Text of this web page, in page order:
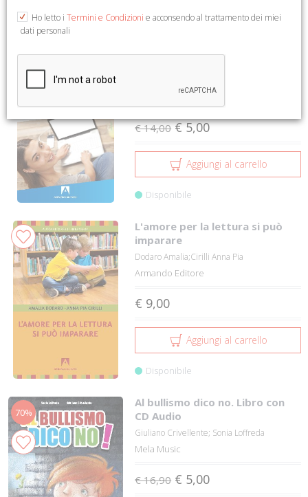
Armando Editore
€ 14,00 € 5,00
Aggiungi al carrello
Disponibile
L'amore per la lettura si può
imparare
Dodaro Amalia;Cirilli Anna Pia
Armando Editore
€ 9,00
Aggiungi al carrello
Disponibile
70%
Al bullismo dico no. Libro con
CD Audio
Giuliano Crivellente; Sonia Loffreda
Mela Music
€ 16,90 € 5,00
Ho letto i Termini e Condizioni e acconsendo al trattamento dei miei
dati personali